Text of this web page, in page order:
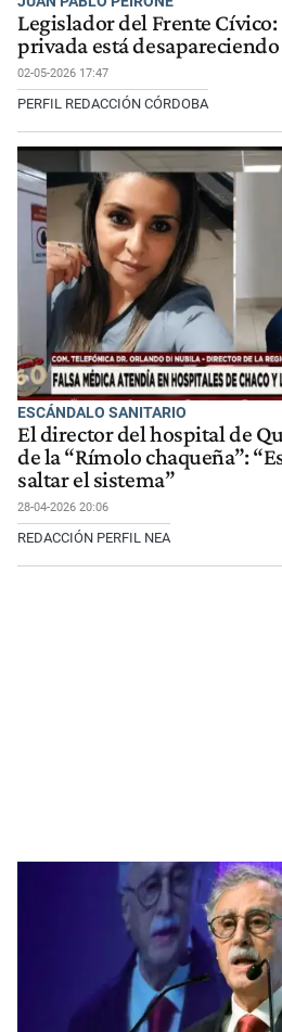
Legislador del Frente
privada está
02-05-2026 17:47
PERFIL REDACCIÓN CÓRDOBA
ESCÁNDALO SANITARIO
El director del hospital de
de la “Rímolo chaqueña”:
saltar el sistema”
28-04-2026 20:06
REDACCIÓN PERFIL NEA